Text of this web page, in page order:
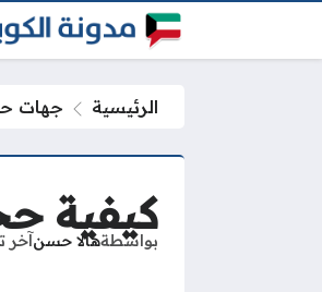
الرئيسية جهات
كيفية
بواسطةهالا حسنآخر